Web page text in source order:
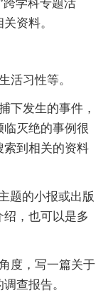
学科专题活
资料。
习性等。
发生的事件，
灭绝的事例很
索到相关的资料
题的小报或出版
，也可以是多
度，写一篇关于
查报告。